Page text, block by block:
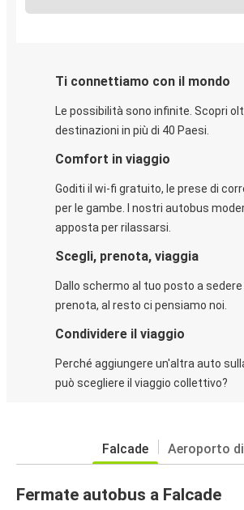
Ti connettiamo con il mondo
Le possibilità sono infinite. Scopri
destinazioni in più di 40 Paesi.
Comfort in viaggio
Goditi il wi-fi gratuito, le prese di
per le gambe. I nostri autobus
apposta per rilassarsi.
Scegli, prenota, viaggia
Dallo schermo al tuo posto a
prenota, al resto ci pensiamo noi.
Condividere il viaggio
Perché aggiungere un'altra auto
può scegliere il viaggio collettivo?
Falcade Aeroporto
Fermate autobus a Falcade